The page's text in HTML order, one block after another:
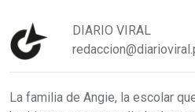
DIARIO VIRAL
La familia de Angie, la escolar